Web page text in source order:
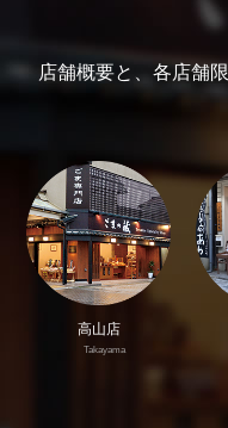
店舗概要と、各店舗
高山店
Takayama